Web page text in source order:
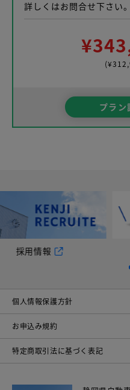
詳しくはお問合せ下さい。
プラン
よ
個⼈情報保護⽅針
お申込み規約
特定商取引法に基づく表記